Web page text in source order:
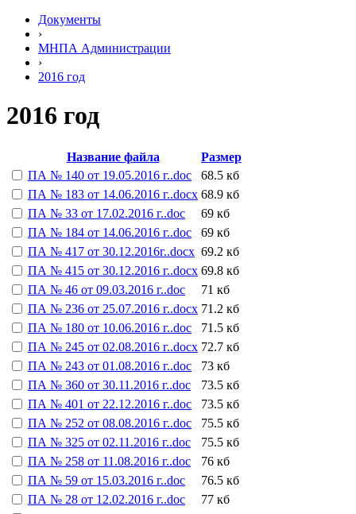
Документы
›
МНПА Администрации
›
2016 год
2016 год
Название файла
Размер
ПА № 140 от 19.05.2016 г..doc
68.5 кб
ПА № 183 от 14.06.2016 г..docx 68.9 кб
ПА № 33 от 17.02.2016 г..doc
69 кб
ПА № 184 от 14.06.2016 г..doc
69 кб
ПА № 417 от 30.12.2016г..docx 69.2 кб
ПА № 415 от 30.12.2016 г..docx 69.8 кб
ПА № 46 от 09.03.2016 г..doc
71 кб
ПА № 236 от 25.07.2016 г..docx 71.2 кб
ПА № 180 от 10.06.2016 г..doc
71.5 кб
ПА № 245 от 02.08.2016 г..docx 72.7 кб
ПА № 243 от 01.08.2016 г..doc
73 кб
ПА № 360 от 30.11.2016 г..doc
73.5 кб
ПА № 401 от 22.12.2016 г..doc
73.5 кб
ПА № 252 от 08.08.2016 г..doc
75.5 кб
ПА № 325 от 02.11.2016 г..doc
75.5 кб
ПА № 258 от 11.08.2016 г..doc
76 кб
ПА № 59 от 15.03.2016 г..doc
76.5 кб
ПА № 28 от 12.02.2016 г..doc
77 кб